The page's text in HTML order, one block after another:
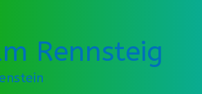
Rennsteig